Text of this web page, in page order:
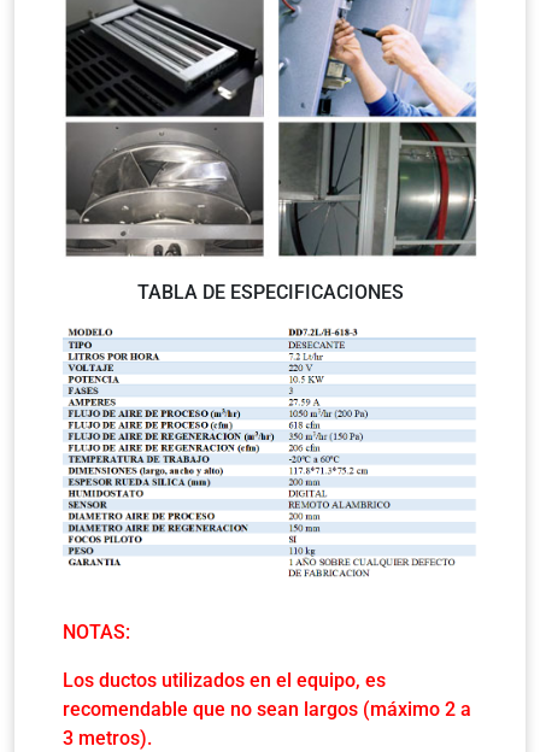
TABLA DE ESPECIFICACIONES
NOTAS:
Los ductos utilizados en el equipo, es
recomendable que no sean largos (máximo 2 a
3 metros).